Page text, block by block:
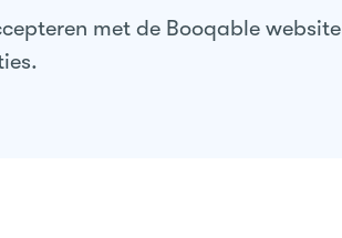
met de Booqable website